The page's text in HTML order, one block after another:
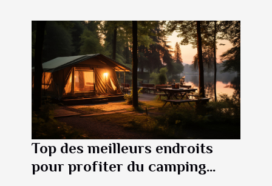
Top des meilleurs endroits
pour profiter du camping